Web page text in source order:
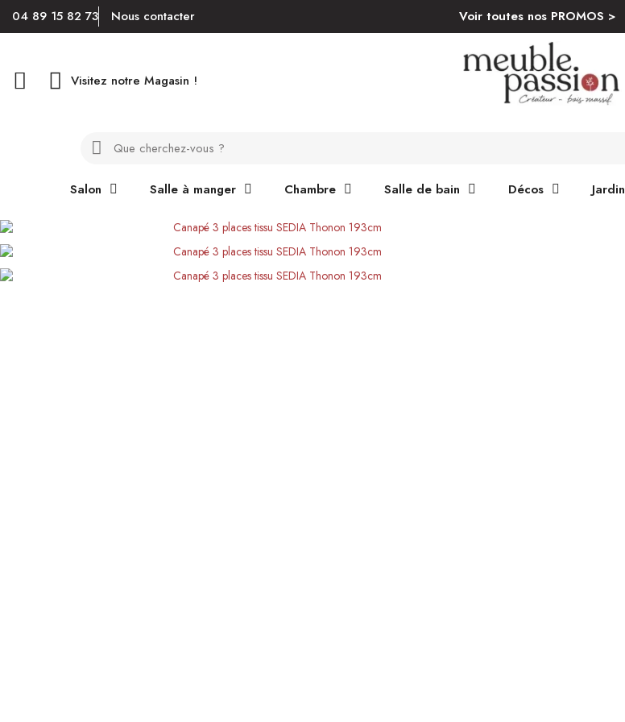
04 89 15 82 73 Nous contacter Voir toutes nos PROMOS >
Visitez notre Magasin !
Salon Salle à manger Chambre Salle de bain Décos Jardin